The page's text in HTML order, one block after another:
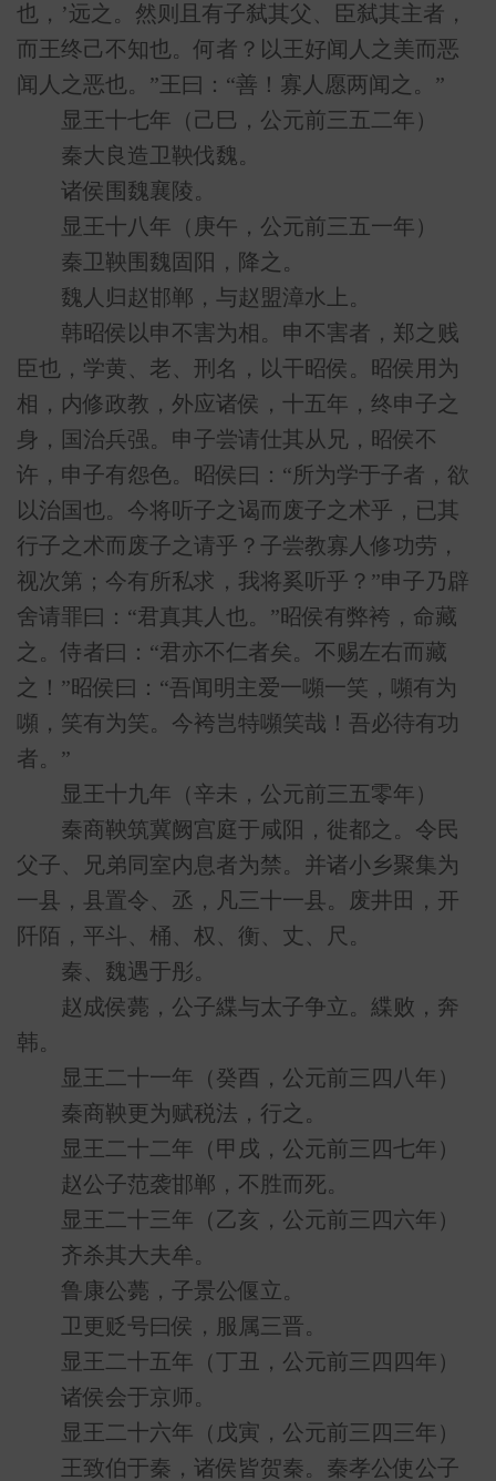
也，’远之。然则且有子弑其父、臣弑其主者，
而王终己不知也。何者？以王好闻人之美而恶
闻人之恶也。”王曰：“善！寡人愿两闻之。”
显王十七年（己巳，公元前三五二年）
秦大良造卫鞅伐魏。
诸侯围魏襄陵。
显王十八年（庚午，公元前三五一年）
秦卫鞅围魏固阳，降之。
魏人归赵邯郸，与赵盟漳水上。
韩昭侯以申不害为相。申不害者，郑之贱
臣也，学黄、老、刑名，以干昭侯。昭侯用为
相，内修政教，外应诸侯，十五年，终申子之
身，国治兵强。申子尝请仕其从兄，昭侯不
许，申子有怨色。昭侯曰：“所为学于子者，欲
以治国也。今将听子之谒而废子之术乎，已其
行子之术而废子之请乎？子尝教寡人修功劳，
视次第；今有所私求，我将奚听乎？”申子乃辟
舍请罪曰：“君真其人也。”昭侯有弊袴，命藏
之。侍者曰：“君亦不仁者矣。不赐左右而藏
之！”昭侯曰：“吾闻明主爱一嚬一笑，嚬有为
嚬，笑有为笑。今袴岂特嚬笑哉！吾必待有功
者。”
显王十九年（辛未，公元前三五零年）
秦商鞅筑冀阙宫庭于咸阳，徙都之。令民
父子、兄弟同室内息者为禁。并诸小乡聚集为
一县，县置令、丞，凡三十一县。废井田，开
阡陌，平斗、桶、权、衡、丈、尺。
秦、魏遇于彤。
赵成侯薨，公子緤与太子争立。緤败，奔
韩。
显王二十一年（癸酉，公元前三四八年）
秦商鞅更为赋税法，行之。
显王二十二年（甲戌，公元前三四七年）
赵公子范袭邯郸，不胜而死。
显王二十三年（乙亥，公元前三四六年）
齐杀其大夫牟。
鲁康公薨，子景公偃立。
卫更贬号曰侯，服属三晋。
显王二十五年（丁丑，公元前三四四年）
诸侯会于京师。
显王二十六年（戊寅，公元前三四三年）
王致伯于秦，诸侯皆贺秦。秦孝公使公子